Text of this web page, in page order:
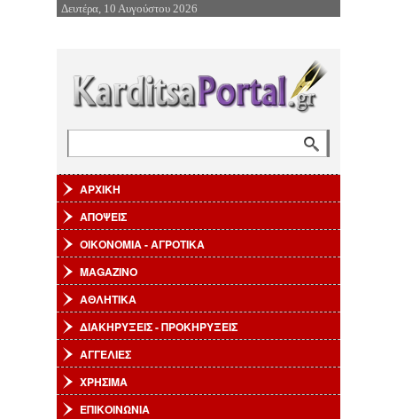
Επιστροφή στην Πλοήγηση
Δευτέρα, 10 Αυγούστου 2026
ΑΡΧΙΚΗ
ΑΠΟΨΕΙΣ
ΟΙΚΟΝΟΜΙΑ - ΑΓΡΟΤΙΚΑ
MAGAZINO
ΑΘΛΗΤΙΚΑ
ΔΙΑΚΗΡΥΞΕΙΣ - ΠΡΟΚΗΡΥΞΕΙΣ
ΑΓΓΕΛΙΕΣ
ΧΡΗΣΙΜΑ
ΕΠΙΚΟΙΝΩΝΙΑ